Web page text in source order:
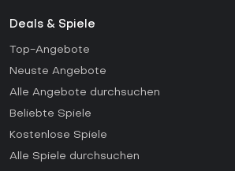
Deals & Spiele
Top-Angebote
Neuste Angebote
Alle Angebote durchsuchen
Beliebte Spiele
Kostenlose Spiele
Alle Spiele durchsuchen